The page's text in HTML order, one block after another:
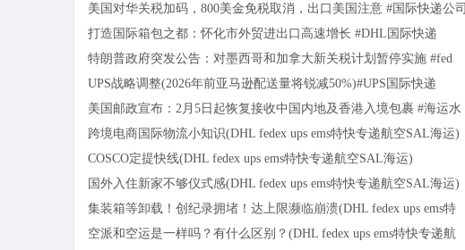
美国对华关税加码，800美金免税取消，出口美国注意 #国际快递公司
打造国际箱包之都：怀化市外贸进出口高速增长 #DHL国际快递
特朗普政府突发公告：对墨西哥和加拿大新关税计划暂停实施 #fed
UPS战略调整(2026年前亚马逊配送量将锐减50%)#UPS国际快递
美国邮政宣布：2月5日起恢复接收中国内地及香港入境包裹 #海运水
跨境电商国际物流小知识(DHL fedex ups ems特快专递航空SAL海运)
COSCO定提快线(DHL fedex ups ems特快专递航空SAL海运)
国外入住新家不够仪式感(DHL fedex ups ems特快专递航空SAL海运)
集装箱等卸载！创纪录拥堵！达上限濒临崩溃(DHL fedex ups ems特
空派和空运是一样吗？有什么区别？(DHL fedex ups ems特快专递航